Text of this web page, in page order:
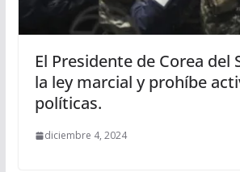
El Presidente de Corea del
la ley marcial y prohíbe
políticas.
diciembre 4, 2024